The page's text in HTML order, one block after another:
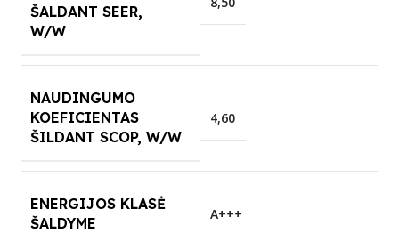
ŠALDANT SEER,
W/W
NAUDINGUMO
KOEFICIENTAS
ŠILDANT SCOP, W/W
4,60
ENERGIJOS KLASĖ
ŠALDYME
A+++